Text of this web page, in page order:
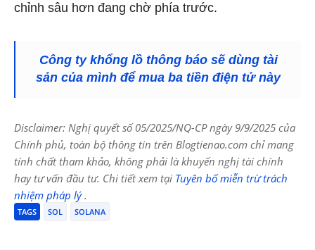
chỉnh sâu hơn đang chờ phía trước.
Công ty khổng lồ thông báo sẽ dùng tài
sản của mình để mua ba tiền điện tử này
Disclaimer: Nghị quyết số 05/2025/NQ-CP ngày 9/9/2025 của
Chính phủ, toàn bộ thông tin trên Blogtienao.com chỉ mang
tính chất tham khảo, không phải là khuyến nghị tài chính
hay tư vấn đầu tư. Chi tiết xem tại Tuyên bố miễn trừ trách
nhiệm pháp lý.
TAGS SOL SOLANA